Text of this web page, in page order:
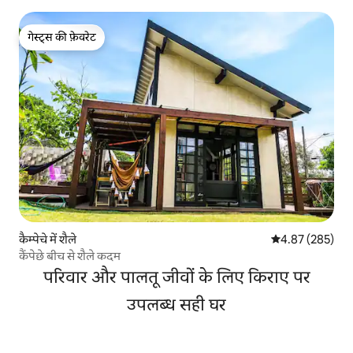
गेस्ट्स की फ़ेवरेट
गेस्ट्स की फ़ेवरेट
कैम्पेचे में शैले औसत रेटिंग 5 में से
4.87 (285)
कैंपेछे बीच से शैले कदम
परिवार और पालतू जीवों के लिए किराए पर
उपलब्ध सही घर